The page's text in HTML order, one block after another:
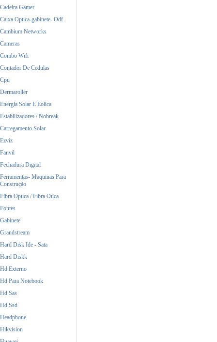
Cadeira Gamer
Caixa Optica-gabinete- Odf
Cambium Networks
Cameras
Combo Wifi
Contador De Cedulas
Cpu
Dermaroller
Energia Solar E Eolica
Estabilizadores / Nobreak
Carregamento Solar
Ezviz
Fanvil
Fechadura Digital
Ferramentas- Maquinas Para
Construção
Fibra Optica / Fibra Otica
Fontes
Gabinete
Grandstream
Hard Disk Ide - Sata
Hard Diskk
Hd Externo
Hd Para Notebook
Hd Sas
Hd Ssd
Headphone
Hikvision